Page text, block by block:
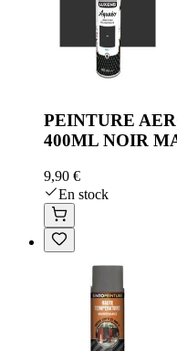
PEINTURE
400ML NOIR
9,90 €
En stock